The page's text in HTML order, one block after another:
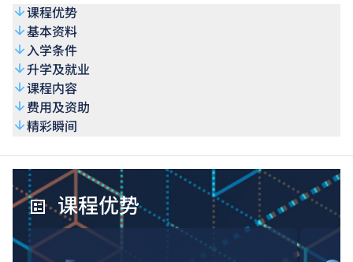
课程优势
基本资料
入学条件
升学及就业
课程内容
费用及资助
精彩瞬间
课程优势